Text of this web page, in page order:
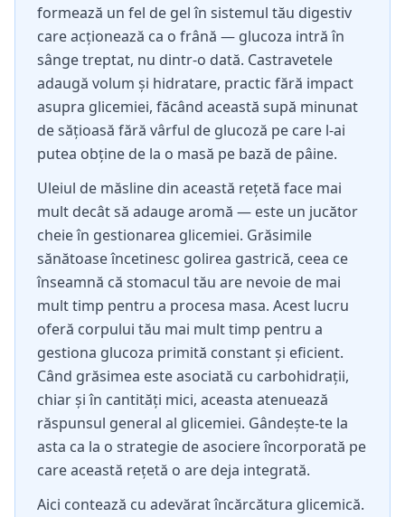
formează un fel de gel în sistemul tău digestiv
care acționează ca o frână — glucoza intră în
sânge treptat, nu dintr-o dată. Castravetele
adaugă volum și hidratare, practic fără impact
asupra glicemiei, făcând această supă minunat
de sățioasă fără vârful de glucoză pe care l-ai
putea obține de la o masă pe bază de pâine.
Uleiul de măsline din această rețetă face mai
mult decât să adauge aromă — este un jucător
cheie în gestionarea glicemiei. Grăsimile
sănătoase încetinesc golirea gastrică, ceea ce
înseamnă că stomacul tău are nevoie de mai
mult timp pentru a procesa masa. Acest lucru
oferă corpului tău mai mult timp pentru a
gestiona glucoza primită constant și eficient.
Când grăsimea este asociată cu carbohidrații,
chiar și în cantități mici, aceasta atenuează
răspunsul general al glicemiei. Gândește-te la
asta ca la o strategie de asociere încorporată pe
care această rețetă o are deja integrată.
Aici contează cu adevărat încărcătura glicemică.